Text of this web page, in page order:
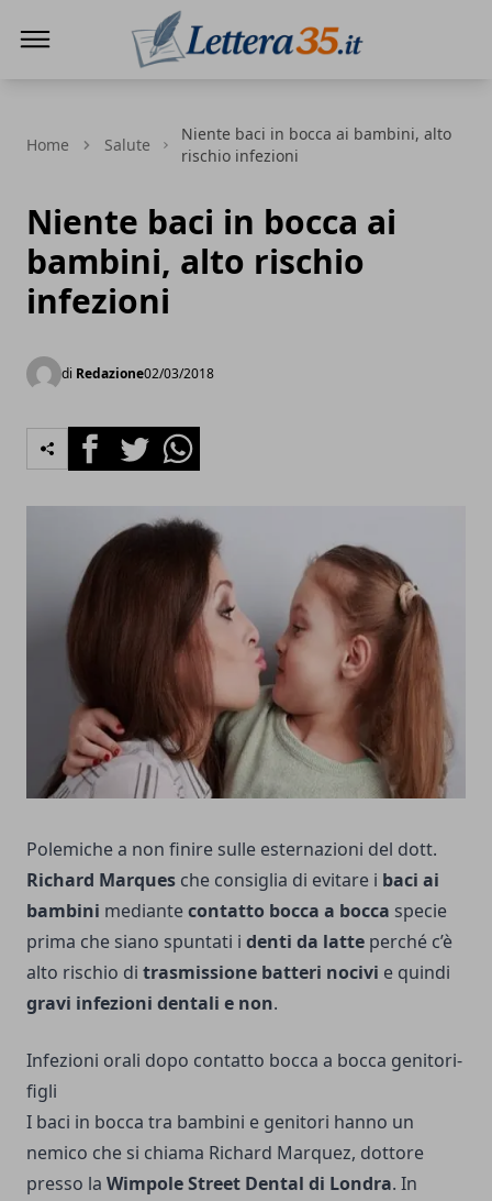
Home Salute
Niente baci in bocca ai bambini, alto
rischio infezioni
Niente baci in bocca ai
bambini, alto rischio
infezioni
di Redazione02/03/2018
FacebookTwitterWhatsapp
Polemiche a non finire sulle esternazioni del dott.
Richard Marques che consiglia di evitare i baci ai
bambini mediantecontatto bocca a bocca specie
prima che siano spuntati i denti da latte perché c’è
alto rischio di trasmissione batteri nocivi e quindi
gravi infezioni dentali e non.
Infezioni orali dopo contatto bocca a bocca genitori-
figli
I baci in bocca tra bambini e genitori hanno un
nemico che si chiama Richard Marquez, dottore
presso la Wimpole Street Dental di Londra. In